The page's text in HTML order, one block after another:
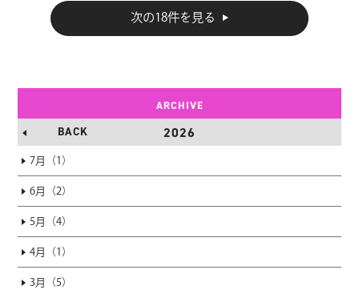
次の18件を見る
ARCHIVE
BACK 2026
7月（1）
6月（2）
5月（4）
4月（1）
3月（5）